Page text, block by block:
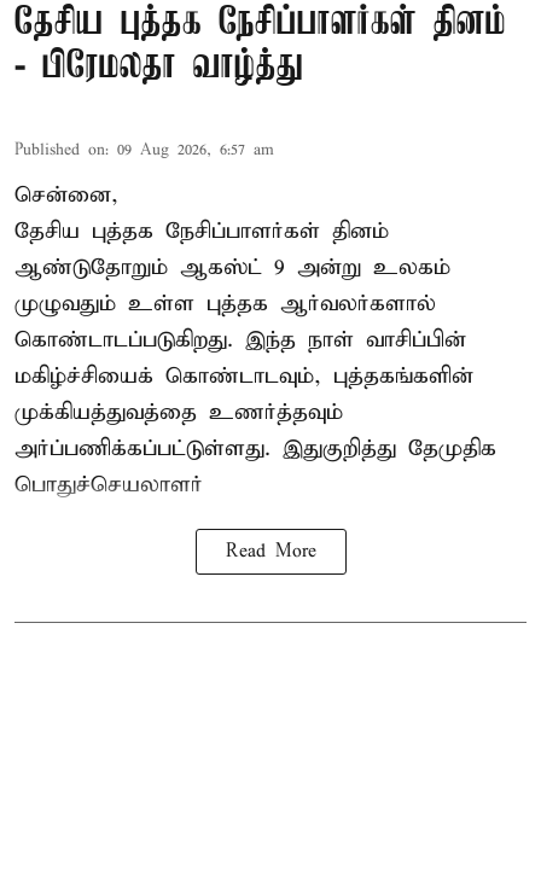
தேசிய புத்தக நேசிப்பாளர்கள் தினம்
- பிரேமலதா வாழ்த்து
Published on: 09 Aug 2026, 6:57 am
சென்னை,
தேசிய புத்தக நேசிப்பாளர்கள் தினம்
ஆண்டுதோறும் ஆகஸ்ட் 9 அன்று உலகம்
முழுவதும் உள்ள புத்தக ஆர்வலர்களால்
கொண்டாடப்படுகிறது. இந்த நாள் வாசிப்பின்
மகிழ்ச்சியைக் கொண்டாடவும், புத்தகங்களின்
முக்கியத்துவத்தை உணர்த்தவும்
அர்ப்பணிக்கப்பட்டுள்ளது. இதுகுறித்து தேமுதிக
பொதுச்செயலாளர்
Read More